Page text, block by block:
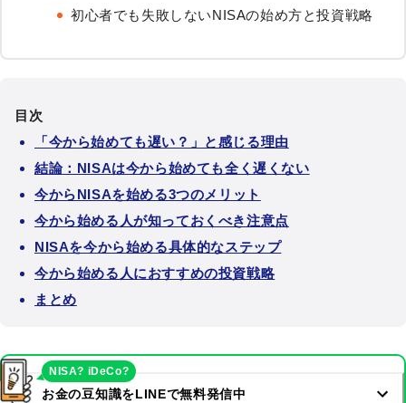
初心者でも失敗しないNISAの始め方と投資戦略
目次
「今から始めても遅い？」と感じる理由
結論：NISAは今から始めても全く遅くない
今からNISAを始める3つのメリット
今から始める人が知っておくべき注意点
NISAを今から始める具体的なステップ
今から始める人におすすめの投資戦略
まとめ
お金の豆知識をLINEで無料発信中
NISA? iDeCo?